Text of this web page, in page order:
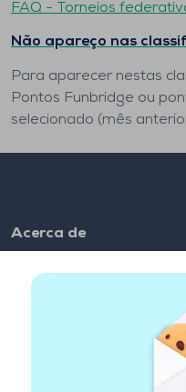
FAQ - Torneios
Não apareço nas
Para aparecer nestas
Pontos Funbridge ou
selecionado (mês
Acerca de
Utilização